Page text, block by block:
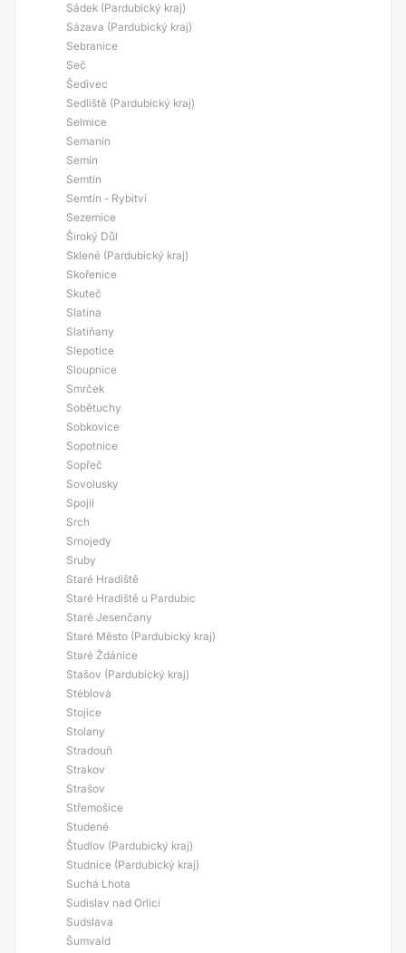
Sádek (Pardubický kraj)
Sázava (Pardubický kraj)
Sebranice
Seč
Šedivec
Sedliště (Pardubický kraj)
Selmice
Semanín
Semín
Semtín
Semtín - Rybitví
Sezemice
Široký Důl
Sklené (Pardubický kraj)
Skořenice
Skuteč
Slatina
Slatiňany
Slepotice
Sloupnice
Smrček
Sobětuchy
Sobkovice
Sopotnice
Sopřeč
Sovolusky
Spojil
Srch
Srnojedy
Sruby
Staré Hradiště
Staré Hradiště u Pardubic
Staré Jesenčany
Staré Město (Pardubický kraj)
Staré Ždánice
Stašov (Pardubický kraj)
Stéblová
Stojice
Stolany
Stradouň
Strakov
Strašov
Střemošice
Studené
Študlov (Pardubický kraj)
Studnice (Pardubický kraj)
Suchá Lhota
Sudislav nad Orlicí
Sudslava
Šumvald